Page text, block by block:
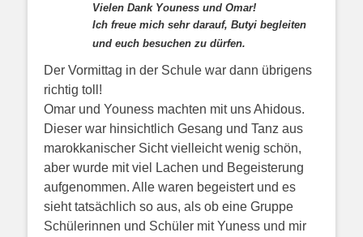
Vielen Dank Youness und Omar!
Ich freue mich sehr darauf, Butyi begleiten
und euch besuchen zu dürfen.
Der Vormittag in der Schule war dann übrigens
richtig toll!
Omar und Youness machten mit uns Ahidous.
Dieser war hinsichtlich Gesang und Tanz aus
marokkanischer Sicht vielleicht wenig schön,
aber wurde mit viel Lachen und Begeisterung
aufgenommen. Alle waren begeistert und es
sieht tatsächlich so aus, als ob eine Gruppe
Schülerinnen und Schüler mit Yuness und mir